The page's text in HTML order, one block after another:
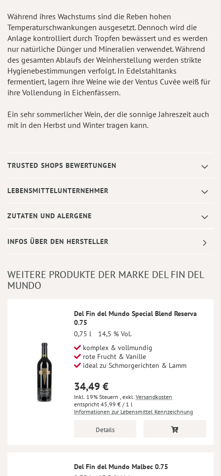
Während ihres Wachstums sind die Reben hohen
Temperaturschwankungen ausgesetzt. Dennoch wird die
Anlage kontrolliert durch Tropfen bewässert und es werden
nur natürliche Dünger und Mineralien verwendet. Während
des gesamten Ablaufs der Weinherstellung werden strikte
Hygienebestimmungen verfolgt. In Edelstahltanks
fermentiert, lagern ihre Weine wie der Ventus Cuvée weiß für
ihre Vollendung in Eichenfässern.
Ein sehr sommerlicher Wein, der die sonnige Jahreszeit auch
mit in den Herbst und Winter tragen kann.
TRUSTED SHOPS BEWERTUNGEN
LEBENSMITTELUNTERNEHMER
ZUTATEN UND ALERGENE
INFOS ÜBER DEN HERSTELLER
WEITERE PRODUKTE DER MARKE DEL FIN DEL
MUNDO
Del Fin del Mundo Special Blend Reserva
0.75
0,75 l
14,5 % Vol.
komplex & vollmundig
rote Frucht & Vanille
ideal zu Schmorgerichten & Lamm
34,49 €
Inkl. 19% Steuern , exkl. Versandkosten
45,99 € / 1 l
Informationen zur Lebensmittel Kennzeichnung
Details
Del Fin del Mundo Malbec 0.75